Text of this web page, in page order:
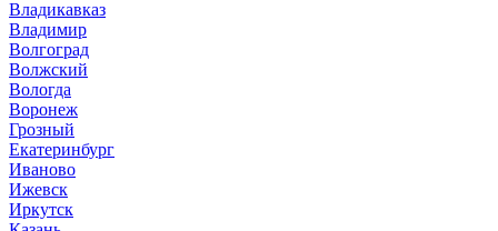
Владикавказ
Владимир
Волгоград
Волжский
Вологда
Воронеж
Грозный
Екатеринбург
Иваново
Ижевск
Иркутск